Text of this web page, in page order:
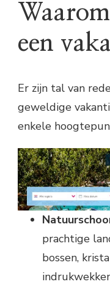
een
Er zijn tal van
geweldige
enkele
prachtige
bossen,